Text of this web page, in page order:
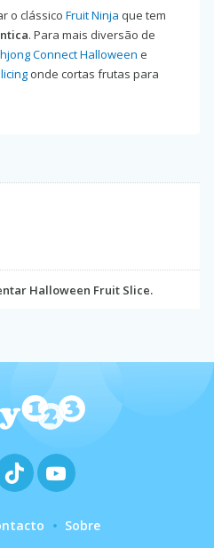
o clássico Fruit Ninja que tem
. Para mais diversão de
Connect Halloween e
onde cortas frutas para
Halloween Fruit Slice.
Sobre